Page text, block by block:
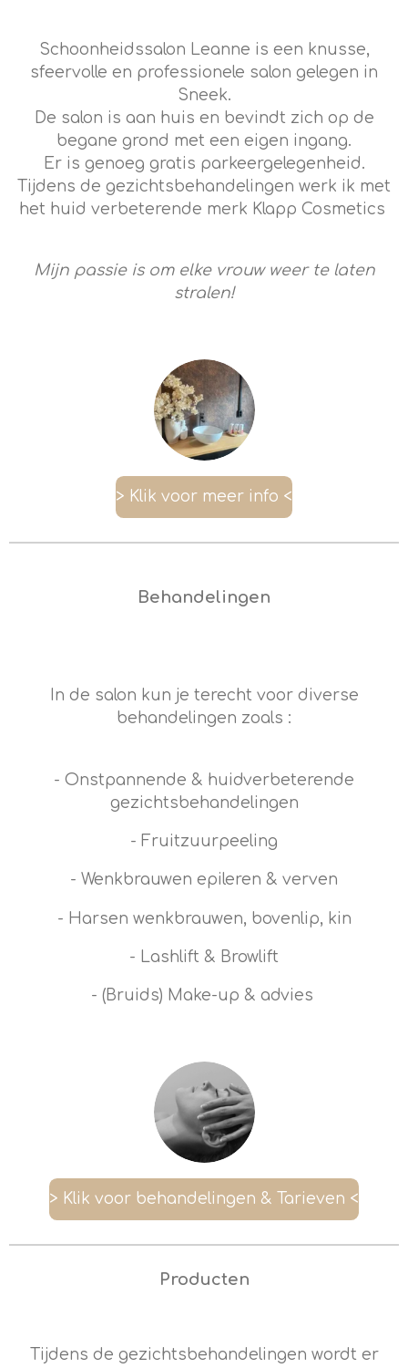
Schoonheidssalon Leanne is een knusse,
sfeervolle en professionele salon gelegen in
Sneek.
De salon is aan huis en bevindt zich op de
begane grond met een eigen ingang.
Er is genoeg gratis parkeergelegenheid.
Tijdens de gezichtsbehandelingen werk ik met
het huid verbeterende merk Klapp Cosmetics
Mijn passie is om elke vrouw weer te laten
stralen!
> Klik voor meer info <
Behandelingen
In de salon kun je terecht voor diverse
behandelingen zoals :
- Onstpannende & huidverbeterende
gezichtsbehandelingen
- Fruitzuurpeeling
- Wenkbrauwen epileren & verven
- Harsen wenkbrauwen, bovenlip, kin
- Lashlift & Browlift
- (Bruids) Make-up & advies
> Klik voor behandelingen & Tarieven <
Producten
Tijdens de gezichtsbehandelingen wordt er